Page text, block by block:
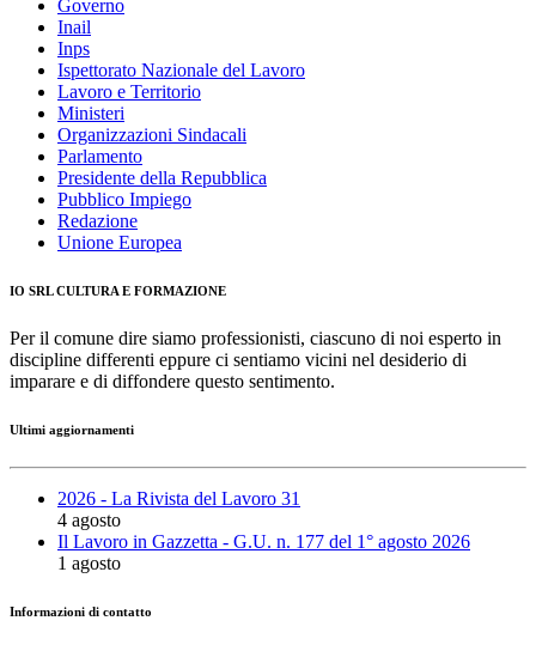
Governo
Inail
Inps
Ispettorato Nazionale del Lavoro
Lavoro e Territorio
Ministeri
Organizzazioni Sindacali
Parlamento
Presidente della Repubblica
Pubblico Impiego
Redazione
Unione Europea
IO SRL CULTURA E FORMAZIONE
Per il comune dire siamo professionisti, ciascuno di noi esperto in
discipline differenti eppure ci sentiamo vicini nel desiderio di
imparare e di diffondere questo sentimento.
Ultimi aggiornamenti
2026 - La Rivista del Lavoro 31
4 agosto
Il Lavoro in Gazzetta - G.U. n. 177 del 1° agosto 2026
1 agosto
Informazioni di contatto